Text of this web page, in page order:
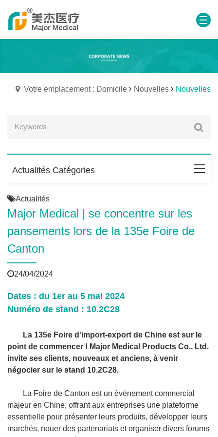
Votre emplacement : Domicile Nouvelles Nouvelles
Actualités Catégories
Actualités
Major Medical | se concentre sur les
pansements lors de la 135e Foire de
Canton
24/04/2024
Dates : du 1er au 5 mai 2024
Numéro de stand : 10.2C28
La 135e Foire d'import-export de Chine est sur le
point de commencer ! Major Medical Products Co., Ltd.
invite ses clients, nouveaux et anciens, à venir
négocier sur le stand 10.2C28.
La Foire de Canton est un événement commercial
majeur en Chine, offrant aux entreprises une plateforme
essentielle pour présenter leurs produits, développer leurs
marchés, nouer des partenariats et organiser divers forums